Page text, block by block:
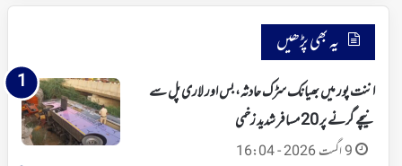
یہ بھی پڑھیں
اننت پور میں بھیانک سڑک حادثہ، بس اور لاری پل سے
نیچے گرنے پر 20 مسافر شدید زخمی
9 اگست 2026 - 16:04